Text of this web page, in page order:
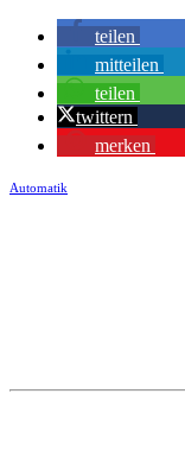
teilen
mitteilen
teilen
twittern
merken
Automatik